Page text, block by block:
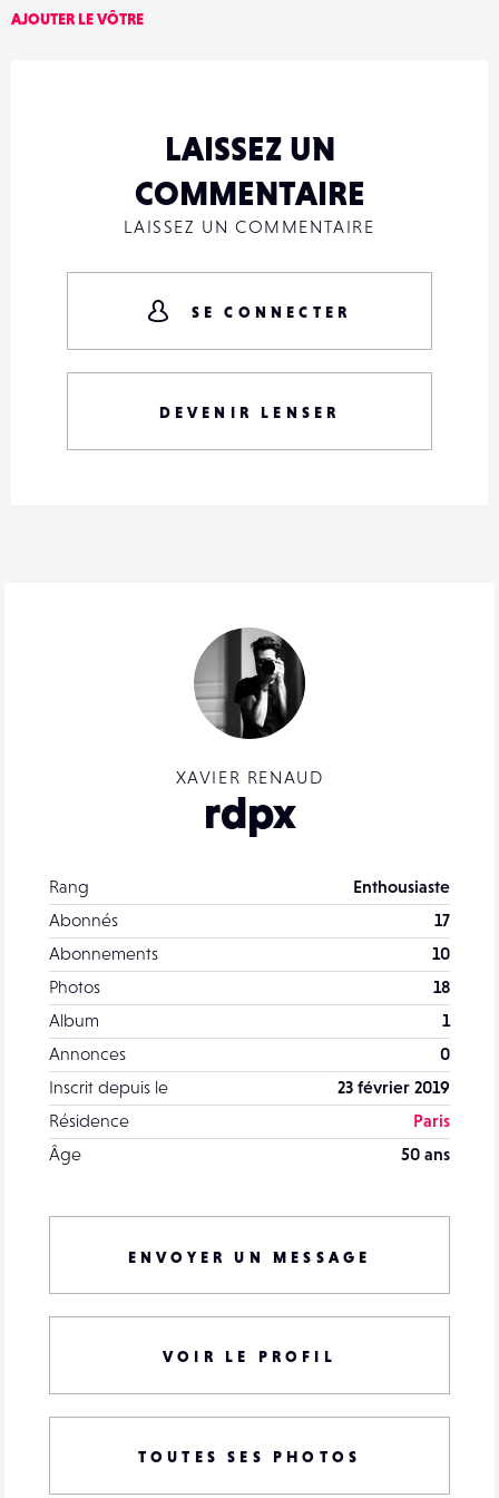
XAVIER RENAUD
rdpx
Rang
Enthousiaste
Abonnés
17
Abonnements
10
Photos
18
Album
1
Annonces
0
Inscrit depuis le
23 février 2019
Résidence
Paris
Âge
50 ans
ENVOYER UN MESSAGE
VOIR LE PROFIL
TOUTES SES PHOTOS
AJOUTER LE VÔTRE
LAISSEZ UN
COMMENTAIRE
LAISSEZ UN COMMENTAIRE
SE CONNECTER
DEVENIR LENSER